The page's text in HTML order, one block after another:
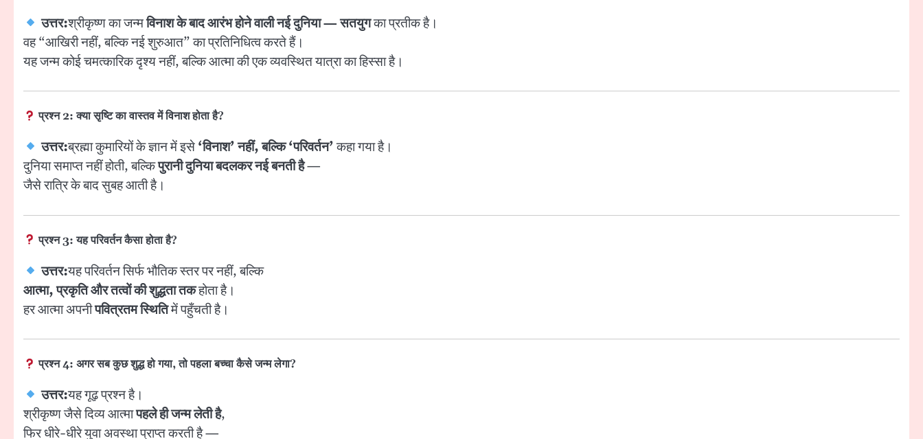
उत्तर:श्रीकृष्ण का जन्मविनाश के बाद आरंभ होने वाली नई दुनिया — सतयुगका प्रतीक है।
वह “आखिरी नहीं, बल्कि नई शुरुआत” का प्रतिनिधित्व करते हैं।
यह जन्म कोई चमत्कारिक दृश्य नहीं, बल्कि आत्मा की एक व्यवस्थित यात्रा का हिस्सा है।
प्रश्न 2: क्या सृष्टि का वास्तव में विनाश होता है?
उत्तर:ब्रह्मा कुमारियों के ज्ञान में इसे‘विनाश’ नहीं, बल्कि ‘परिवर्तन’कहा गया है।
दुनिया समाप्त नहीं होती, बल्किपुरानी दुनिया बदलकर नई बनती है—
जैसे रात्रि के बाद सुबह आती है।
प्रश्न 3: यह परिवर्तन कैसा होता है?
उत्तर:यह परिवर्तन सिर्फ भौतिक स्तर पर नहीं, बल्कि
आत्मा, प्रकृति और तत्वों की शुद्धता तकहोता है।
हर आत्मा अपनीपवित्रतम स्थितिमें पहुँचती है।
प्रश्न 4: अगर सब कुछ शुद्ध हो गया, तो पहला बच्चा कैसे जन्म लेगा?
उत्तर:यह गूढ़ प्रश्न है।
श्रीकृष्ण जैसे दिव्य आत्मापहले ही जन्म लेती है,
फिर धीरे-धीरे युवा अवस्था प्राप्त करती है —